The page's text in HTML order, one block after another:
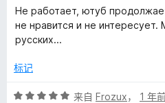
分
1
/
Не работает, ютуб
не нравится и не интересует.
русских...
标记
评
来自 Frozux， 1 年